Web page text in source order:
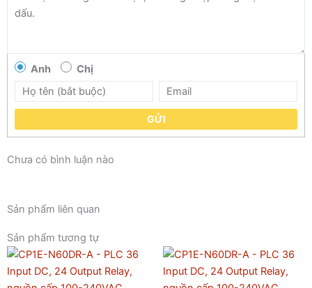
Anh Chị
GỬI
Chưa có bình luận nào
Sản phẩm liên quan
Sản phẩm tương tự